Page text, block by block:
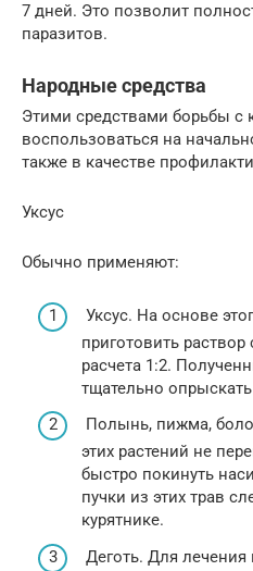
7 дней. Это позволит
паразитов.
Народные средства
Этими средствами борьбы
воспользоваться на
также в качестве
Уксус
Обычно применяют:
Уксус. На основе
приготовить
расчета 1:2.
тщательно
Полынь, пижма,
этих растений не
быстро покинуть
пучки из этих трав
курятнике.
Деготь. Для лечения